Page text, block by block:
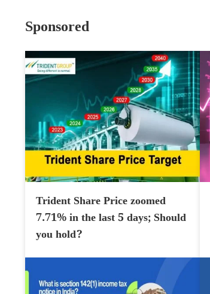
Sponsored
Trident Share Price zoomed
7.71% in the last 5 days; Should
you hold?